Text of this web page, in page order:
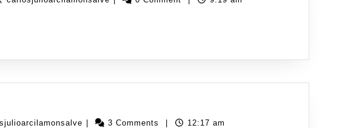
| 3 Comments | 12:17 am